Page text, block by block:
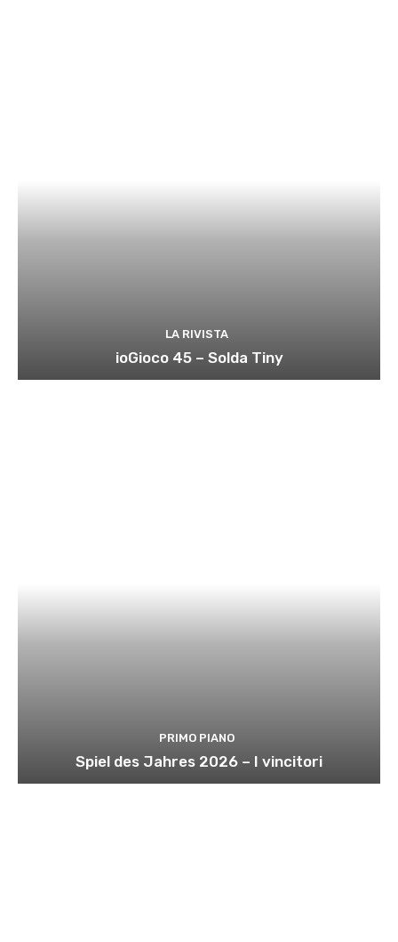
LA RIVISTA
ioGioco 45 – Solda Tiny
PRIMO PIANO
Spiel des Jahres 2026 – I vincitori